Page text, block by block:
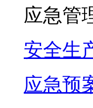
应急
安全生
应急预